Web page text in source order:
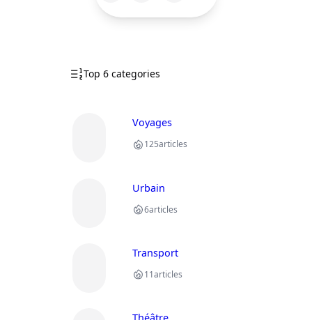
Top 6 categories
Voyages
125articles
Urbain
6articles
Transport
11articles